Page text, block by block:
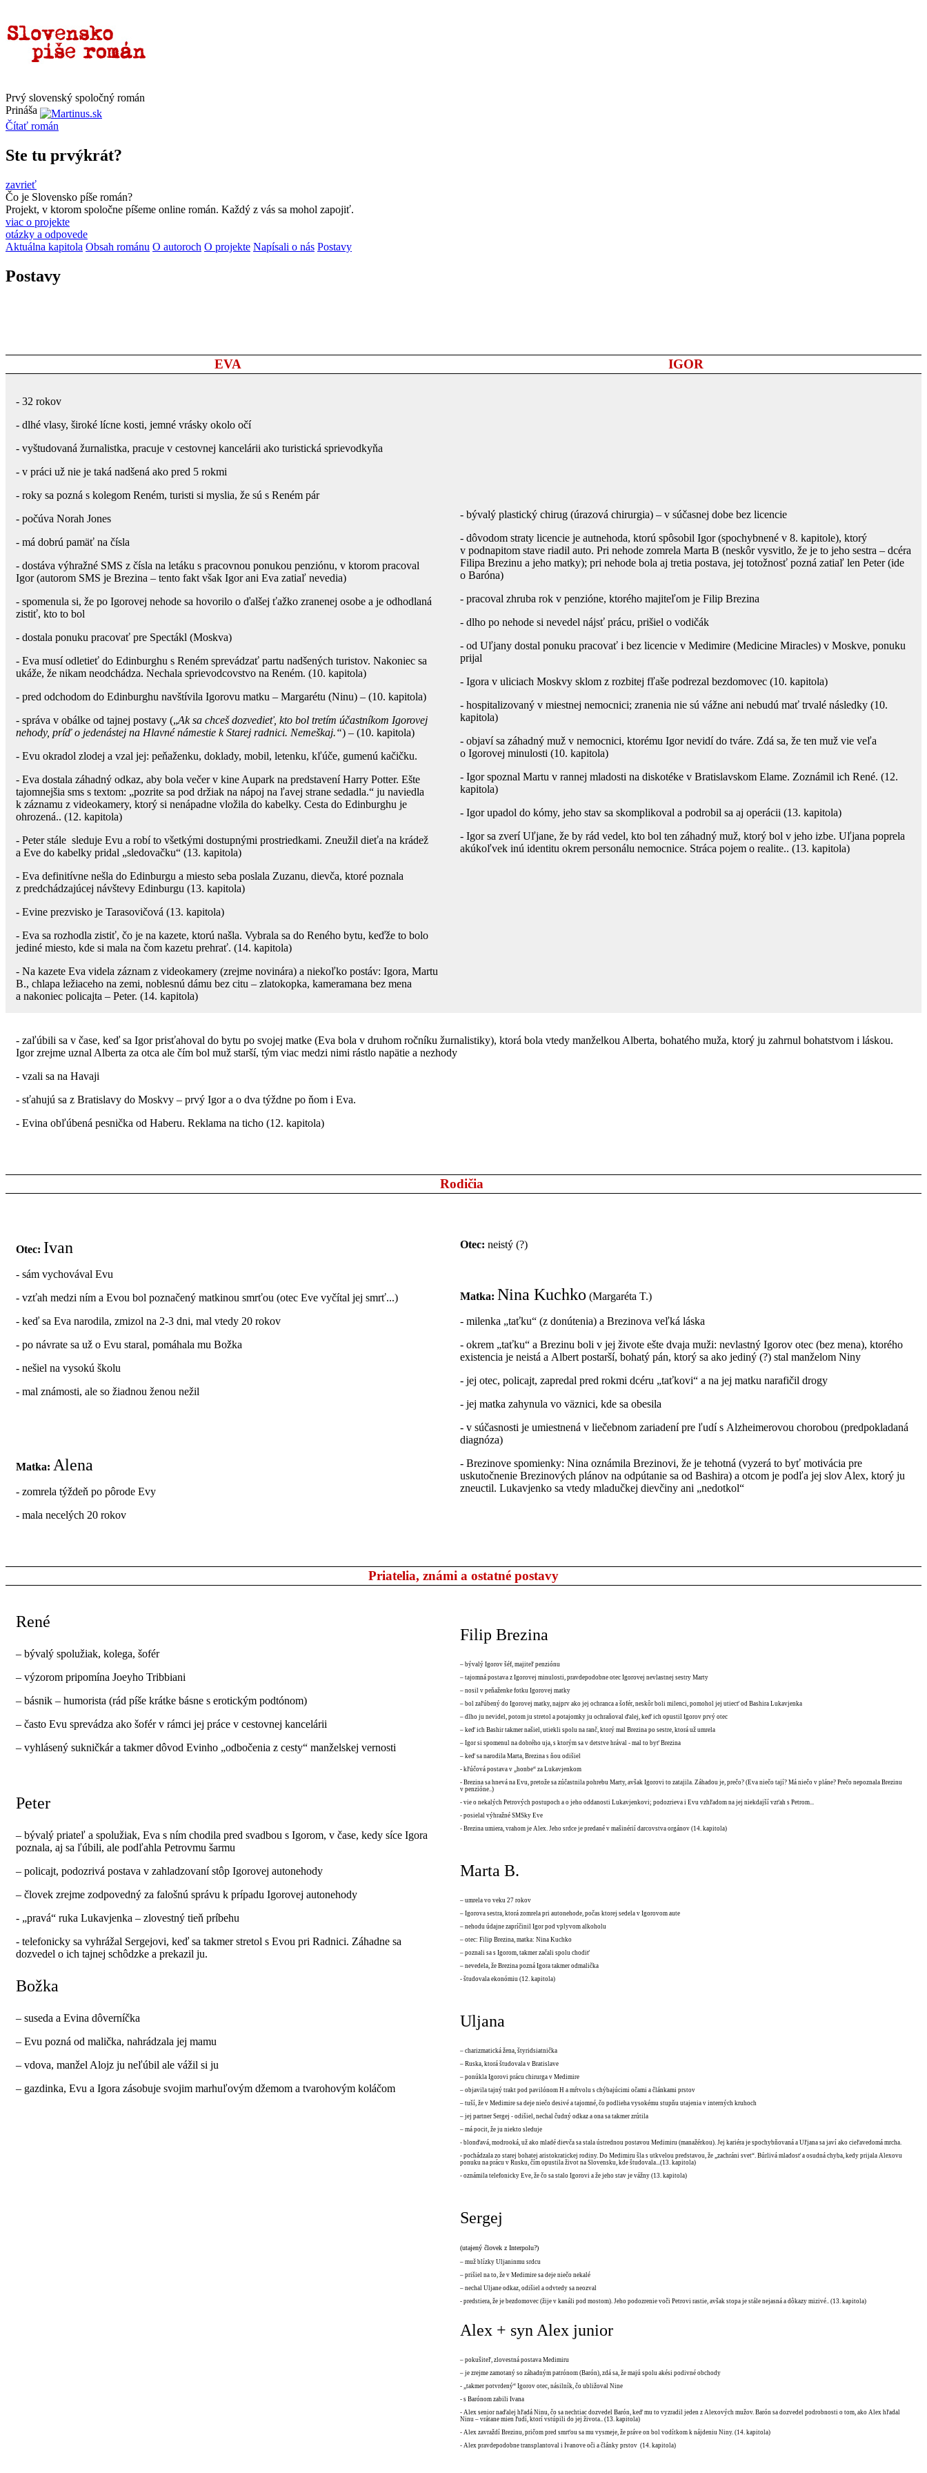
Prvý slovenský spoločný román
Prináša
Čítať román
Ste tu prvýkrát?
zavrieť
Čo je Slovensko píše román?
Projekt, v ktorom spoločne píšeme online román. Každý z vás sa mohol zapojiť.
viac o projekte
otázky a odpovede
Aktuálna kapitola Obsah románu O autoroch O projekte Napísali o nás Postavy
Postavy
EVA IGOR
- 32 rokov
- dlhé vlasy, široké lícne kosti, jemné vrásky okolo očí
- vyštudovaná žurnalistka, pracuje v cestovnej kancelárii ako turistická sprievodkyňa
- v práci už nie je taká nadšená ako pred 5 rokmi
- roky sa pozná s kolegom Reném, turisti si myslia, že sú s Reném pár
- počúva Norah Jones
- má dobrú pamäť na čísla
- dostáva výhražné SMS z čísla na letáku s pracovnou ponukou penziónu, v ktorom pracoval
Igor (autorom SMS je Brezina – tento fakt však Igor ani Eva zatiaľ nevedia)
- spomenula si, že po Igorovej nehode sa hovorilo o ďalšej ťažko zranenej osobe a je odhodlaná
zistiť, kto to bol
- dostala ponuku pracovať pre Spectákl (Moskva)
- Eva musí odletieť do Edinburghu s Reném sprevádzať partu nadšených turistov. Nakoniec sa
ukáže, že nikam neodchádza. Nechala sprievodcovstvo na Reném. (10. kapitola)
- pred odchodom do Edinburghu navštívila Igorovu matku – Margarétu (Ninu) – (10. kapitola)
- správa v obálke od tajnej postavy („Ak sa chceš dozvedieť, kto bol tretím účastníkom Igorovej
nehody, príď o jedenástej na Hlavné námestie k Starej radnici. Nemeškaj.“) – (10. kapitola)
- Evu okradol zlodej a vzal jej: peňaženku, doklady, mobil, letenku, kľúče, gumenú kačičku.
- Eva dostala záhadný odkaz, aby bola večer v kine Aupark na predstavení Harry Potter. Ešte
tajomnejšia sms s textom: „pozrite sa pod držiak na nápoj na ľavej strane sedadla.“ ju naviedla
k záznamu z videokamery, ktorý si nenápadne vložila do kabelky. Cesta do Edinburghu je
ohrozená.. (12. kapitola)
- Peter stále sleduje Evu a robí to všetkými dostupnými prostriedkami. Zneužil dieťa na krádež
a Eve do kabelky pridal „sledovačku“ (13. kapitola)
- Eva definitívne nešla do Edinburgu a miesto seba poslala Zuzanu, dievča, ktoré poznala
z predchádzajúcej návštevy Edinburgu (13. kapitola)
- Evine prezvisko je Tarasovičová (13. kapitola)
- Eva sa rozhodla zistiť, čo je na kazete, ktorú našla. Vybrala sa do Reného bytu, keďže to bolo
jediné miesto, kde si mala na čom kazetu prehrať. (14. kapitola)
- Na kazete Eva videla záznam z videokamery (zrejme novinára) a niekoľko postáv: Igora, Martu
B., chlapa ležiaceho na zemi, noblesnú dámu bez citu – zlatokopka, kameramana bez mena
a nakoniec policajta – Peter. (14. kapitola)
- bývalý plastický chirug (úrazová chirurgia) – v súčasnej dobe bez licencie
- dôvodom straty licencie je autnehoda, ktorú spôsobil Igor (spochybnené v 8. kapitole), ktorý
v podnapitom stave riadil auto. Pri nehode zomrela Marta B (neskôr vysvitlo, že je to jeho sestra – dcéra
Filipa Brezinu a jeho matky); pri nehode bola aj tretia postava, jej totožnosť pozná zatiaľ len Peter (ide
o Baróna)
- pracoval zhruba rok v penzióne, ktorého majiteľom je Filip Brezina
- dlho po nehode si nevedel nájsť prácu, prišiel o vodičák
- od Uľjany dostal ponuku pracovať i bez licencie v Medimire (Medicine Miracles) v Moskve, ponuku
prijal
- Igora v uliciach Moskvy sklom z rozbitej fľaše podrezal bezdomovec (10. kapitola)
- hospitalizovaný v miestnej nemocnici; zranenia nie sú vážne ani nebudú mať trvalé následky (10.
kapitola)
- objaví sa záhadný muž v nemocnici, ktorému Igor nevidí do tváre. Zdá sa, že ten muž vie veľa
o Igorovej minulosti (10. kapitola)
- Igor spoznal Martu v rannej mladosti na diskotéke v Bratislavskom Elame. Zoznámil ich René. (12.
kapitola)
- Igor upadol do kómy, jeho stav sa skomplikoval a podrobil sa aj operácii (13. kapitola)
- Igor sa zverí Uľjane, že by rád vedel, kto bol ten záhadný muž, ktorý bol v jeho izbe. Uľjana poprela
akúkoľvek inú identitu okrem personálu nemocnice. Stráca pojem o realite.. (13. kapitola)
- zaľúbili sa v čase, keď sa Igor prisťahoval do bytu po svojej matke (Eva bola v druhom ročníku žurnalistiky), ktorá bola vtedy manželkou Alberta, bohatého muža, ktorý ju zahrnul bohatstvom i láskou.
Igor zrejme uznal Alberta za otca ale čím bol muž starší, tým viac medzi nimi rástlo napätie a nezhody
- vzali sa na Havaji
- sťahujú sa z Bratislavy do Moskvy – prvý Igor a o dva týždne po ňom i Eva.
- Evina obľúbená pesnička od Haberu. Reklama na ticho (12. kapitola)
Rodičia
Otec: Ivan
- sám vychovával Evu
- vzťah medzi ním a Evou bol poznačený matkinou smrťou (otec Eve vyčítal jej smrť...)
- keď sa Eva narodila, zmizol na 2-3 dni, mal vtedy 20 rokov
- po návrate sa už o Evu staral, pomáhala mu Božka
- nešiel na vysokú školu
- mal známosti, ale so žiadnou ženou nežil
Matka: Alena
- zomrela týždeň po pôrode Evy
- mala necelých 20 rokov
Otec: neistý (?)
Matka: Nina Kuchko (Margaréta T.)
- milenka „taťku“ (z donútenia) a Brezinova veľká láska
- okrem „taťku“ a Brezinu boli v jej živote ešte dvaja muži: nevlastný Igorov otec (bez mena), ktorého
existencia je neistá a Albert postarší, bohatý pán, ktorý sa ako jediný (?) stal manželom Niny
- jej otec, policajt, zapredal pred rokmi dcéru „taťkovi“ a na jej matku narafičil drogy
- jej matka zahynula vo väznici, kde sa obesila
- v súčasnosti je umiestnená v liečebnom zariadení pre ľudí s Alzheimerovou chorobou (predpokladaná
diagnóza)
- Brezinove spomienky: Nina oznámila Brezinovi, že je tehotná (vyzerá to byť motivácia pre
uskutočnenie Brezinových plánov na odpútanie sa od Bashira) a otcom je podľa jej slov Alex, ktorý ju
zneuctil. Lukavjenko sa vtedy mladučkej dievčiny ani „nedotkol“
Priatelia, známi a ostatné postavy
René
– bývalý spolužiak, kolega, šofér
– výzorom pripomína Joeyho Tribbiani
– básnik – humorista (rád píše krátke básne s erotickým podtónom)
– často Evu sprevádza ako šofér v rámci jej práce v cestovnej kancelárii
– vyhlásený sukničkár a takmer dôvod Evinho „odbočenia z cesty“ manželskej vernosti
Peter
– bývalý priateľ a spolužiak, Eva s ním chodila pred svadbou s Igorom, v čase, kedy síce Igora
poznala, aj sa ľúbili, ale podľahla Petrovmu šarmu
– policajt, podozrivá postava v zahladzovaní stôp Igorovej autonehody
– človek zrejme zodpovedný za falošnú správu k prípadu Igorovej autonehody
- „pravá“ ruka Lukavjenka – zlovestný tieň príbehu
- telefonicky sa vyhrážal Sergejovi, keď sa takmer stretol s Evou pri Radnici. Záhadne sa
dozvedel o ich tajnej schôdzke a prekazil ju.
Božka
– suseda a Evina dôverníčka
– Evu pozná od malička, nahrádzala jej mamu
– vdova, manžel Alojz ju neľúbil ale vážil si ju
– gazdinka, Evu a Igora zásobuje svojim marhuľovým džemom a tvarohovým koláčom
Filip Brezina
– bývalý Igorov šéf, majiteľ penziónu
– tajomná postava z Igorovej minulosti, pravdepodobne otec Igorovej nevlastnej sestry Marty
– nosil v peňaženke fotku Igorovej matky
– bol zaľúbený do Igorovej matky, najprv ako jej ochranca a šofér, neskôr boli milenci, pomohol jej utiecť od Bashira Lukavjenka
– dlho ju nevidel, potom ju stretol a potajomky ju ochraňoval ďalej, keď ich opustil Igorov prvý otec
– keď ich Bashir takmer našiel, utiekli spolu na ranč, ktorý mal Brezina po sestre, ktorá už umrela
– Igor si spomenul na dobrého uja, s ktorým sa v detstve hrával - mal to byť Brezina
– keď sa narodila Marta, Brezina s ňou odišiel
- kľúčová postava v „honbe“ za Lukavjenkom
- Brezina sa hnevá na Evu, pretože sa zúčastnila pohrebu Marty, avšak Igorovi to zatajila. Záhadou je, prečo? (Eva niečo tají? Má niečo v pláne? Prečo nepoznala Brezinu
v penzióne..)
- vie o nekalých Petrových postupoch a o jeho oddanosti Lukavjenkovi; podozrieva i Evu vzhľadom na jej niekdajší vzťah s Petrom...
- posielal výhražné SMSky Eve
- Brezina umiera, vrahom je Alex. Jeho srdce je predané v mašinérií darcovstva orgánov (14. kapitola)
Marta B.
– umrela vo veku 27 rokov
– Igorova sestra, ktorá zomrela pri autonehode, počas ktorej sedela v Igorovom aute
– nehodu údajne zapríčinil Igor pod vplyvom alkoholu
– otec: Filip Brezina, matka: Nina Kuchko
– poznali sa s Igorom, takmer začali spolu chodiť
– nevedela, že Brezina pozná Igora takmer odmalička
- študovala ekonómiu (12. kapitola)
Uljana
– charizmatická žena, štyridsiatnička
– Ruska, ktorá študovala v Bratislave
– ponúkla Igorovi prácu chirurga v Medimire
– objavila tajný trakt pod pavilónom H a mŕtvolu s chýbajúcimi očami a článkami prstov
– tuší, že v Medimire sa deje niečo desivé a tajomné, čo podlieha vysokému stupňu utajenia v interných kruhoch
– jej partner Sergej - odišiel, nechal čudný odkaz a ona sa takmer zrútila
– má pocit, že ju niekto sleduje
- blonďavá, modrooká, už ako mladé dievča sa stala ústrednou postavou Medimiru (manažérkou). Jej kariéra je spochybňovaná a Uľjana sa javí ako cieľavedomá mrcha.
- pochádzala zo starej bohatej aristokratickej rodiny. Do Medimiru šla s utkvelou predstavou, že „zachráni svet“. Búrlivá mladosť a osudná chyba, kedy prijala Alexovu
ponuku na prácu v Rusku, čím opustila život na Slovensku, kde študovala...(13. kapitola)
- oznámila telefonicky Eve, že čo sa stalo Igorovi a že jeho stav je vážny (13. kapitola)
Sergej
(utajený človek z Interpolu?)
– muž blízky Uljaninmu srdcu
– prišiel na to, že v Medimire sa deje niečo nekalé
– nechal Uljane odkaz, odišiel a odvtedy sa neozval
- predstiera, že je bezdomovec (žije v kanáli pod mostom). Jeho podozrenie voči Petrovi rastie, avšak stopa je stále nejasná a dôkazy mizivé.. (13. kapitola)
Alex + syn Alex junior
– pokušiteľ, zlovestná postava Medimiru
– je zrejme zamotaný so záhadným patrónom (Barón), zdá sa, že majú spolu akési podivné obchody
- „takmer potvrdený“ Igorov otec, násilník, čo ubližoval Nine
- s Barónom zabili Ivana
- Alex senior naďalej hľadá Ninu, čo sa nechtiac dozvedel Barón, keď mu to vyzradil jeden z Alexových mužov. Barón sa dozvedel podrobnosti o tom, ako Alex hľadal
Ninu – vrátane mien ľudí, ktorí vstúpili do jej života.. (13. kapitola)
- Alex zavraždí Brezinu, pričom pred smrťou sa mu vysmeje, že práve on bol vodítkom k nájdeniu Niny. (14. kapitola)
- Alex pravdepodobne transplantoval i Ivanove oči a články prstov (14. kapitola)